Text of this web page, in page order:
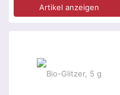
Artikel anzeigen